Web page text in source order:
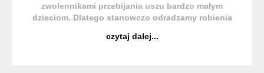
zwolennikami przebijania uszu bardzo małym
dzieciom. Dlatego stanowczo odradzamy robienia
zdarza się nam widzieć przebite uszy już u
czytaj dalej...